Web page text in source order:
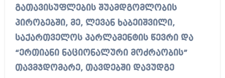
გათავისუფლების შუამდგომლობის
პირობებში, მე, ლევან ხაბეიშვილი,
საქართველოს პარლამენტის წევრი და
“ერთიანი ნაციონალური მოძრაობის”
თავმჯდომარე, თავდებში დავუდგე